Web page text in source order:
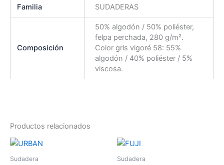
Familia SUDADERAS
Composición
50% algodón / 50% poliéster,
felpa perchada, 280 g/m².
Color gris vigoré 58: 55%
algodón / 40% poliéster / 5%
viscosa.
Productos relacionados
Sudadera
Este
producto
Sudadera